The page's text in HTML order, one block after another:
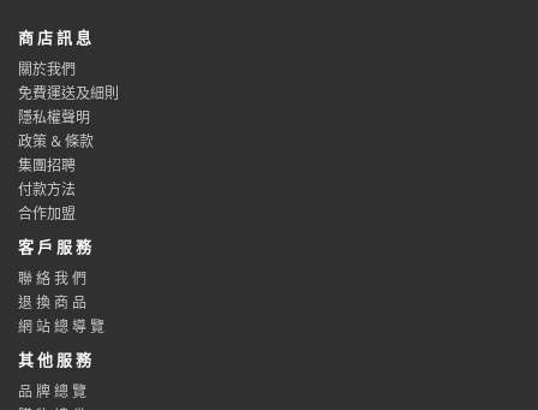
商 店 訊 息
關於我們
免費運送及細則
隱私權聲明
政策 & 條款
集團招聘
付款方法
合作加盟
客 戶 服 務
聯 絡 我 們
退 換 商 品
網 站 總 導 覽
其 他 服 務
品 牌 總 覽